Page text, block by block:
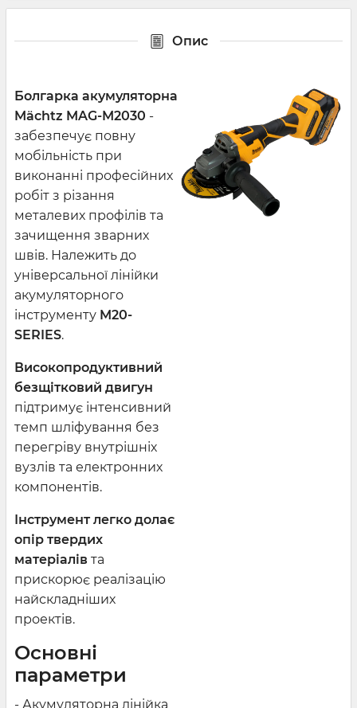
Опис
Болгарка акумуляторна
Mächtz MAG-M2030 -
забезпечує повну
мобільність при
виконанні професійних
робіт з різання
металевих профілів та
зачищення зварних
швів. Належить до
універсальної лінійки
акумуляторного
інструменту M20-
SERIES.
Високопродуктивний
безщітковий двигун
підтримує інтенсивний
темп шліфування без
перегріву внутрішніх
вузлів та електронних
компонентів.
Інструмент легко долає
опір твердих
матеріалів та
прискорює реалізацію
найскладніших
проектів.
Основні
параметри
- Акумуляторна лінійка